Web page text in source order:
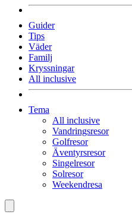
Guider
Tips
Väder
Familj
Kryssningar
All inclusive
Tema
All inclusive
Vandringsresor
Golfresor
Äventyrsresor
Singelresor
Solresor
Weekendresa